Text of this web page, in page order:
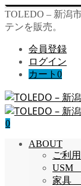
TOLEDO – 新潟
テンを販売。
会員登録
ログイン
カート 0
0
ABOUT
ご利
USM
家具